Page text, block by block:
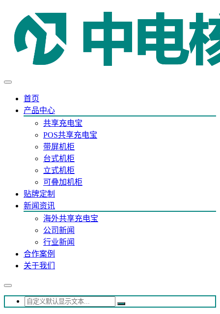
首页
产品中心
共享充电宝
POS共享充电宝
带屏机柜
台式机柜
立式机柜
可叠加机柜
贴牌定制
新闻资讯
海外共享充电宝
公司新闻
行业新闻
合作案例
关于我们